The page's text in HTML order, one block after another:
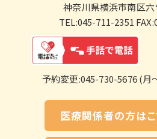
神奈川県横浜市南区
TEL:045-711-2351
予約変更:045-730-5676 (月
医療関係者の方はこ